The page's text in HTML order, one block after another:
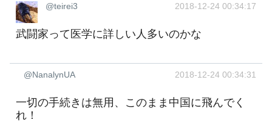
@teirei3 2018-12-24 00:34:17
武闘家って医学に詳しい人多いのかな
@NanalynUA 2018-12-24 00:34:31
一切の手続きは無用、このまま中国に飛んでく
れ！